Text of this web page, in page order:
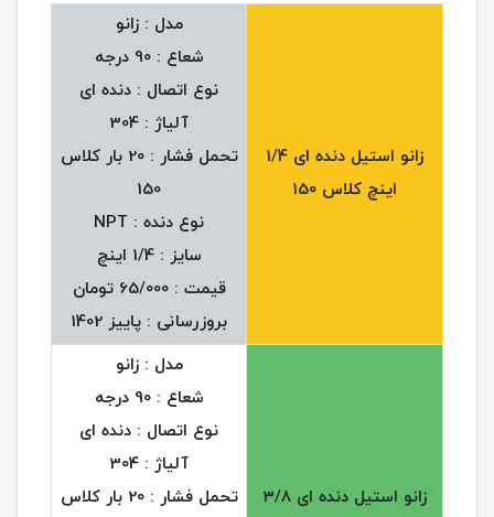
زانو استیل دنده ای 1/4
اینچ کلاس 150
مدل : زانو
شعاع : 90 درجه
نوع اتصال : دنده ای
آلیاژ : 304
تحمل فشار : 20 بار کلاس
150
نوع دنده : NPT
سایز : 1/4 اینچ
قیمت : 65/000 تومان
بروزرسانی : پاییز 1402
زانو استیل دنده ای 3/8
مدل : زانو
شعاع : 90 درجه
نوع اتصال : دنده ای
آلیاژ : 304
تحمل فشار : 20 بار کلاس